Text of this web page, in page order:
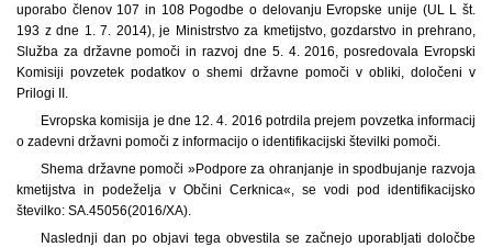
uporabo členov 107 in 108 Pogodbe o delovanju Evropske unije (UL L št.
193 z dne 1. 7. 2014), je Ministrstvo za kmetijstvo, gozdarstvo in prehrano,
Služba za državne pomoči in razvoj dne 5. 4. 2016, posredovala Evropski
Komisiji povzetek podatkov o shemi državne pomoči v obliki, določeni v
Prilogi II.
Evropska komisija je dne 12. 4. 2016 potrdila prejem povzetka informacij
o zadevni državni pomoči z informacijo o identifikacijski številki pomoči.
Shema državne pomoči »Podpore za ohranjanje in spodbujanje razvoja
kmetijstva in podeželja v Občini Cerknica«, se vodi pod identifikacijsko
številko: SA.45056(2016/XA).
Naslednji dan po objavi tega obvestila se začnejo uporabljati določbe